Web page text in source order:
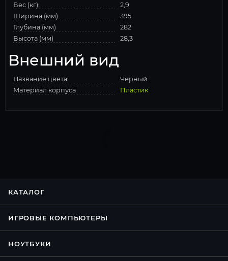
Вес (кг):
2,9
Ширина (мм)
395
Глубина (мм)
282
Высота (мм)
28,3
Внешний вид
Название цвета:
Черный
Материал корпуса
Пластик
КАТАЛОГ
ИГРОВЫЕ КОМПЬЮТЕРЫ
НОУТБУКИ